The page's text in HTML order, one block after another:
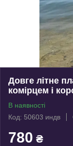
Довге літне
комірцем і
В наявності
Код: 50603 индв
780 ₴